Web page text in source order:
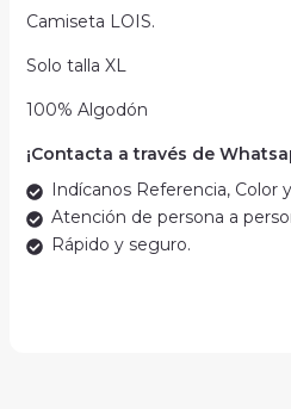
Camiseta LOIS.
Solo talla XL
100% Algodón
¡Contacta a través de
Indícanos Referencia, Color
Atención de persona a
Rápido y seguro.